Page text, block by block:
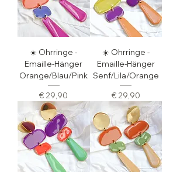
☀️ Ohrringe -
Emaille-Hänger
Orange/Blau/Pink
Preis
€ 29,90
☀️ Ohrringe -
Emaille-Hänger
Senf/Lila/Orange
Preis
€ 29,90